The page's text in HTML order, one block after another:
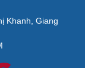
thời sự
yêu
cho bé
Khanh, Giang